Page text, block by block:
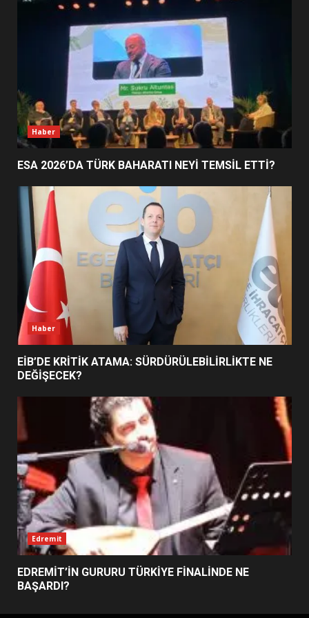
EDREMİT’İN GURURU TÜRKİYE
FİNALİNDE NE BAŞARDI?
5
BALIKESİR MÜZELERİNDE SÜRE
UZATILDI: NE DEĞİŞTİ?
6
BURHANİYE SATRANÇ
TURNUVASI KAYITLARI NEYİ
DEĞİŞTİRİYOR?
7
BURHANİYE BELEDİYESPOR’DA
YENİ YÖNETİM NASIL
ŞEKİLLENDİ?
Haber
ESA 2026’DA TÜRK BAHARATI NEYİ TEMSİL ETTİ?
Haber
EİB’DE KRİTİK ATAMA: SÜRDÜRÜLEBİLİRLİKTE NE
DEĞİŞECEK?
Edremit
EDREMİT’İN GURURU TÜRKİYE FİNALİNDE NE
BAŞARDI?